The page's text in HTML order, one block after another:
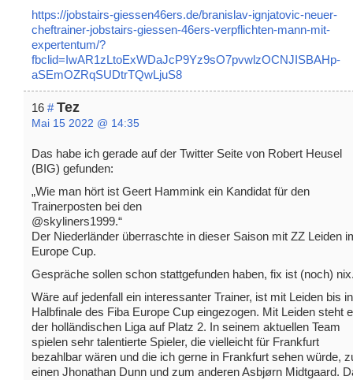
https://jobstairs-giessen46ers.de/branislav-ignjatovic-neuer-
cheftrainer-jobstairs-giessen-46ers-verpflichten-mann-mit-
expertentum/?
fbclid=IwAR1zLtoExWDaJcP9Yz9sO7pvwlzOCNJISBAHp-
aSEmOZRqSUDtrTQwLjuS8
16 # Tez
Mai 15 2022 @ 14:35
Das habe ich gerade auf der Twitter Seite von Robert Heusel
(BIG) gefunden:
„Wie man hört ist Geert Hammink ein Kandidat für den
Trainerposten bei den
@skyliners1999.“
Der Niederländer überraschte in dieser Saison mit ZZ Leiden
Europe Cup.
Gespräche sollen schon stattgefunden haben, fix ist (noch)
Wäre auf jedenfall ein interessanter Trainer, ist mit Leiden bis
Halbfinale des Fiba Europe Cup eingezogen. Mit Leiden steht
der holländischen Liga auf Platz 2. In seinem aktuellen Team
spielen sehr talentierte Spieler, die vielleicht für Frankfurt
bezahlbar wären und die ich gerne in Frankfurt sehen würde,
einen Jhonathan Dunn und zum anderen Asbjørn Midtgaard.